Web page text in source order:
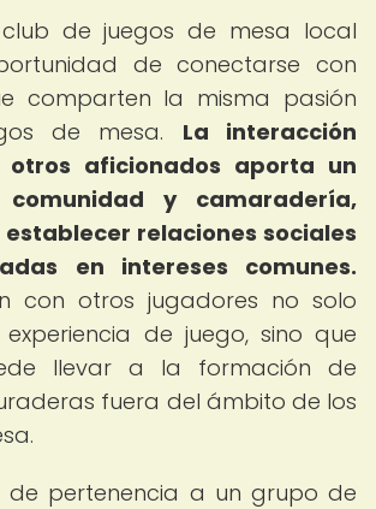
de juegos de mesa local
de conectarse con
comparten la misma pasión
de mesa. La interacción
otros aficionados aporta un
y camaradería,
relaciones sociales
en intereses comunes.
con otros jugadores no solo
de juego, sino que
llevar a la formación de
fuera del ámbito de los
de pertenencia a un grupo de